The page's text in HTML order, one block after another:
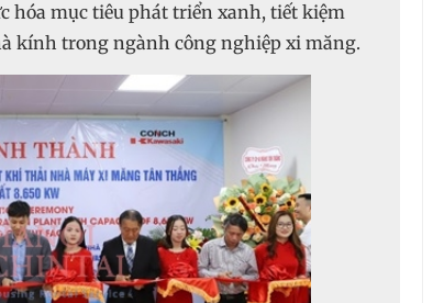
mục tiêu phát triển xanh, tiết kiệm
kính trong ngành công nghiệp xi măng.